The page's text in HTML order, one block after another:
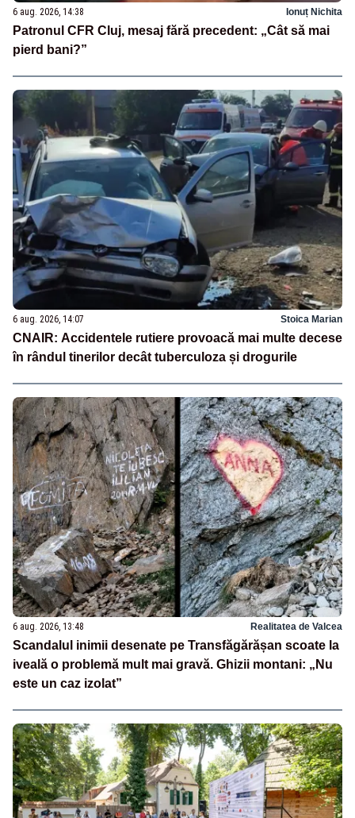
6 aug. 2026, 14:38 Ionuț Nichita
Patronul CFR Cluj, mesaj fără precedent: „Cât să mai
pierd bani?”
6 aug. 2026, 14:07 Stoica Marian
CNAIR: Accidentele rutiere provoacă mai multe decese
în rândul tinerilor decât tuberculoza și drogurile
6 aug. 2026, 13:48 Realitatea de Valcea
Scandalul inimii desenate pe Transfăgărășan scoate la
iveală o problemă mult mai gravă. Ghizii montani: „Nu
este un caz izolat”